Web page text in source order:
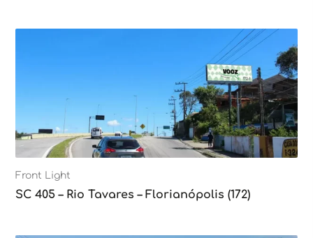
Front Light
SC 405 – Rio Tavares – Florianópolis (172)